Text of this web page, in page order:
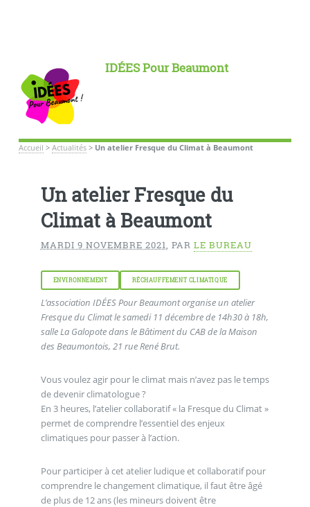
IDÉES Pour Beaumont
Accueil > Actualités> Un atelier Fresque du Climat à Beaumont
Un atelier Fresque du
Climat à Beaumont
MARDI 9 NOVEMBRE 2021, PAR LE BUREAU
ENVIRONNEMENT RÉCHAUFFEMENT CLIMATIQUE
L’association IDÉES Pour Beaumont organise un atelier
Fresque du Climat le samedi 11 décembre de 14h30 à 18h,
salle La Galopote dans le Bâtiment du CAB de la Maison
des Beaumontois, 21 rue René Brut.
Vous voulez agir pour le climat mais n’avez pas le temps
de devenir climatologue ?
En 3 heures, l’atelier collaboratif « la Fresque du Climat »
permet de comprendre l’essentiel des enjeux
climatiques pour passer à l’action.
Pour participer à cet atelier ludique et collaboratif pour
comprendre le changement climatique, il faut être âgé
de plus de 12 ans (les mineurs doivent être